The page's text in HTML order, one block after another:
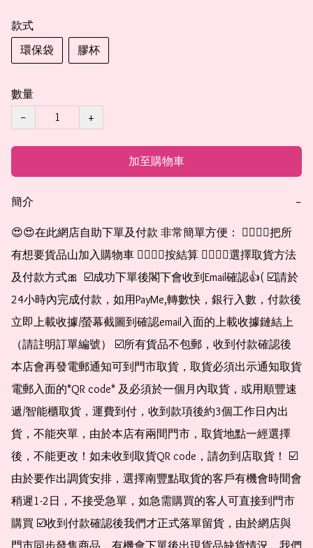
款式
環保袋
膠杯
數量
−
+
加至購物車
簡介 −
😍😍在此網店自助下單及付款 非常簡單方便： 👉🏻👉🏻把所
有想要貨品山加入購物車 👉🏻👉🏻按結算 👉🏻👉🏻選擇取貨方法
及付款方式🎀  ☑️成功下單後閣下會收到Email確認👍( ☑️請於
24小時內完成付款，如用PayMe,轉數快，銀行入數，付款後
立即上載收據/螢幕截圖到確認email入面的上載收據鏈結上
（請註明訂單編號） ☑️所有貨品不包郵，收到付款確認後
本店會再發電郵通知可到門市取貨，取貨必須出示通知取貨
電郵入面的*QR code* 及必須於一個月內取貨，或用順豐速
遞/智能櫃取貨，運費到付，收到款項後約3個工作日內出
貨，不能夾單，由於本店有兩間門市，取貨地點一經選擇
後，不能更改！如未收到取貨QR code，請勿到店取貨！ ☑️
由於要作出調貨安排，選擇南豐點取貨的客戶有機會時間會
稍遲1-2日，不接受急單，如急需購買的客人可直接到門市
購買 ☑️收到付款確認後我們才正式落單留貨，由於網店與